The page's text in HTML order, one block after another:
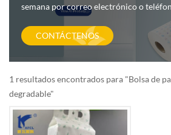
semana por correo electrónico o
CONTÁCTENOS
1 resultados encontrados para "Bolsa de
degradable"